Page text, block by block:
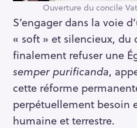
Ouverture du concile
S’engager dans la voie
« soft » et silencieux, du
finalement refuser une
semper purificanda,
cette réforme
perpétuellement besoin
humaine et terrestre.